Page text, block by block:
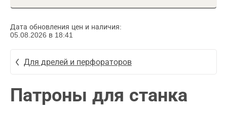
Дата обновления цен и наличия:
05.08.2026 в 18:41
Для дрелей и перфораторов
Патроны для станка